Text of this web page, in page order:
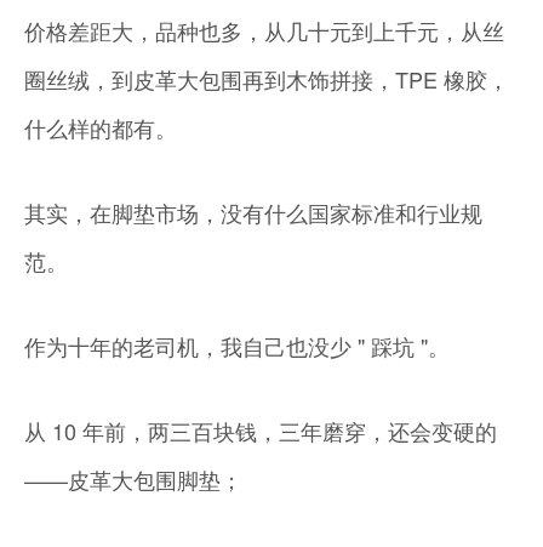
价格差距大，品种也多，从几十元到上千元，从丝
圈丝绒，到皮革大包围再到木饰拼接，TPE 橡胶，
什么样的都有。
其实，在脚垫市场，没有什么国家标准和行业规
范。
作为十年的老司机，我自己也没少 " 踩坑 "。
从 10 年前，两三百块钱，三年磨穿，还会变硬的
——皮革大包围脚垫；